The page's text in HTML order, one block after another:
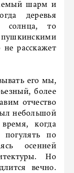
шарм и
деревья
солнца, то
расскажет
его мы,
более
отчество
небольшой
когда
по
осенней
Но
вечно.